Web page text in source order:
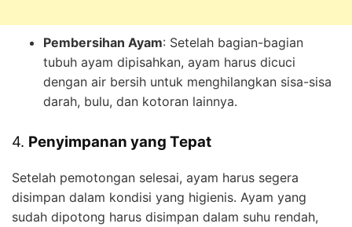
Pembersihan Ayam: Setelah bagian-bagian
tubuh ayam dipisahkan, ayam harus dicuci
dengan air bersih untuk menghilangkan sisa-sisa
darah, bulu, dan kotoran lainnya.
4. Penyimpanan yang Tepat
Setelah pemotongan selesai, ayam harus segera
disimpan dalam kondisi yang higienis. Ayam yang
sudah dipotong harus disimpan dalam suhu rendah,